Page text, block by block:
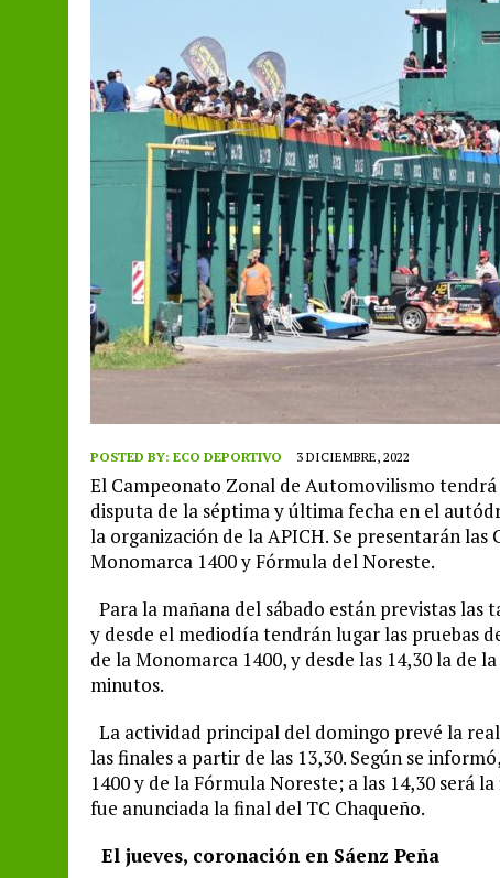
POSTED BY: ECO DEPORTIVO 3 DICIEMBRE, 2022
El Campeonato Zonal de Automovilismo
disputa de la séptima y última fecha en el
la organización de la APICH. Se presentarán las
Monomarca 1400 y Fórmula del Noreste.
Para la mañana del sábado están previstas
y desde el mediodía tendrán lugar las pruebas
de la Monomarca 1400, y desde las 14,30 la de
minutos.
La actividad principal del domingo prevé la
las finales a partir de las 13,30. Según se
1400 y de la Fórmula Noreste; a las 14,30 será
fue anunciada la final del TC Chaqueño.
El jueves, coronación en Sáenz Peña